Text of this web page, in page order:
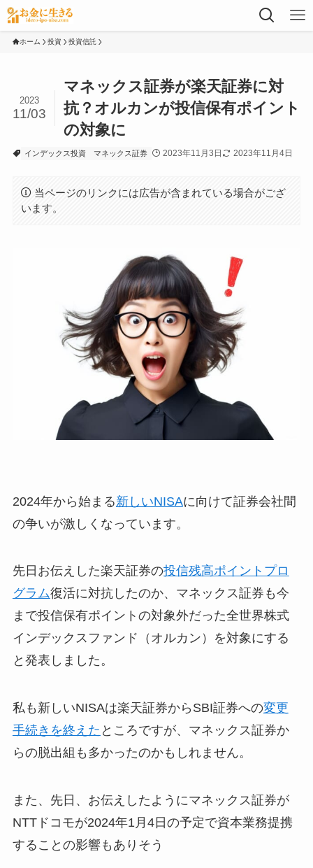
ホーム 投資 投資信託
マネックス証券が楽天証券に対
抗？オルカンが投信保有ポイント
の対象に
2023
11/03
インデックス投資 マネックス証券 2023年11月3日 2023年11月4日
当ページのリンクには広告が含まれている場合がござ
います。
2024年から始まる新しいNISAに向けて証券会社間
の争いが激しくなっています。
先日お伝えした楽天証券の投信残高ポイントプロ
グラム復活に対抗したのか、マネックス証券も今
まで投信保有ポイントの対象外だった全世界株式
インデックスファンド（オルカン）を対象にする
と発表しました。
私も新しいNISAは楽天証券からSBI証券への変更
手続きを終えた ところですが、マネックス証券か
らの脱出組も多かったのかもしれません。
また、先日、お伝えしたようにマネックス証券が
NTTドコモが2024年1月4日の予定で資本業務提携
することの影響もありそう